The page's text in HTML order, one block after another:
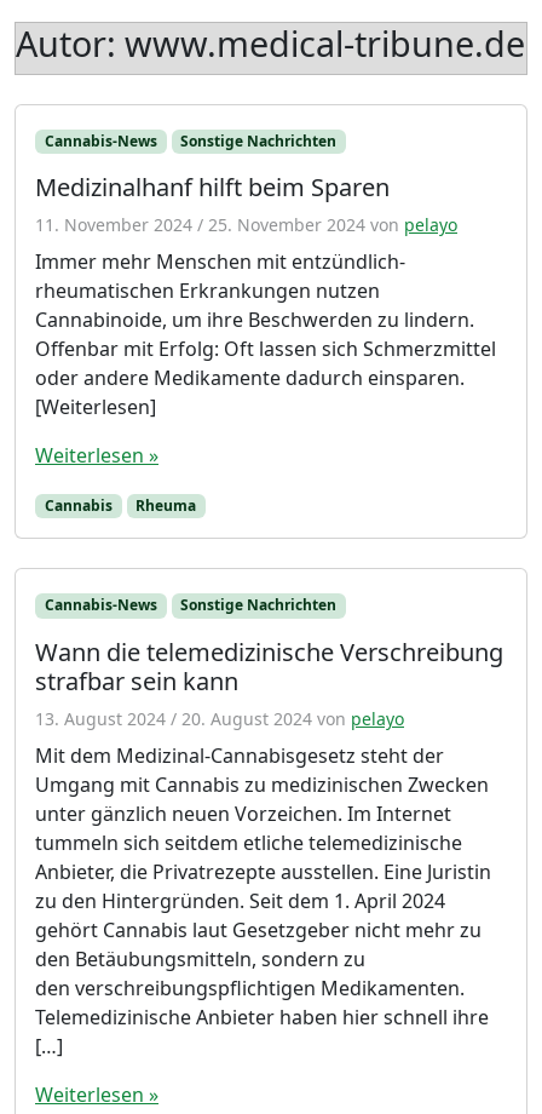
Autor: www.medical-tribune.de
Cannabis-News Sonstige Nachrichten
Medizinalhanf hilft beim Sparen
11. November 2024 / 25. November 2024 von pelayo
Immer mehr Menschen mit entzündlich-
rheumatischen Erkrankungen nutzen
Cannabinoide, um ihre Beschwerden zu lindern.
Offenbar mit Erfolg: Oft lassen sich Schmerzmittel
oder andere Medikamente dadurch einsparen.
[Weiterlesen]
Weiterlesen »
Cannabis Rheuma
Cannabis-News Sonstige Nachrichten
Wann die telemedizinische Verschreibung
strafbar sein kann
13. August 2024 / 20. August 2024 von pelayo
Mit dem Medizinal-Cannabisgesetz steht der
Umgang mit Cannabis zu medizinischen Zwecken
unter gänzlich neuen Vorzeichen. Im Internet
tummeln sich seitdem etliche telemedizinische
Anbieter, die Privatrezepte ausstellen. Eine Juristin
zu den Hintergründen. Seit dem 1. April 2024
gehört Cannabis laut Gesetzgeber nicht mehr zu
den Betäubungsmitteln, sondern zu
den verschreibungspflichtigen Medikamenten.
Telemedizinische Anbieter haben hier schnell ihre
[…]
Weiterlesen »